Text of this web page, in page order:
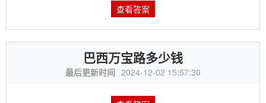
查看答案
巴西万宝路多少钱
最后更新时间 2024-12-02 15:57:30